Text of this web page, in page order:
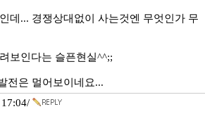
데... 경쟁상대없이 사는것엔 무엇인가 무
보인다는 슬픈현실^^;;
전은 멀어보이네요...